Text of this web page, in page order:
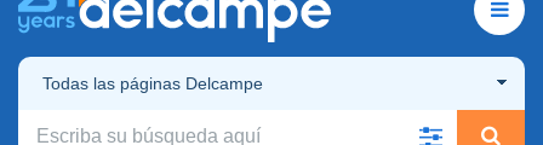
Todas las páginas Delcampe